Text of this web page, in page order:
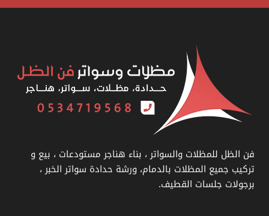
فن الظل للمظلات والسواتر ، بناء هناجر مستودعات ، بيع و
تركيب جميع المظلات بالدمام، ورشة حدادة سواتر الخبر ،
برجولات جلسات القطيف.